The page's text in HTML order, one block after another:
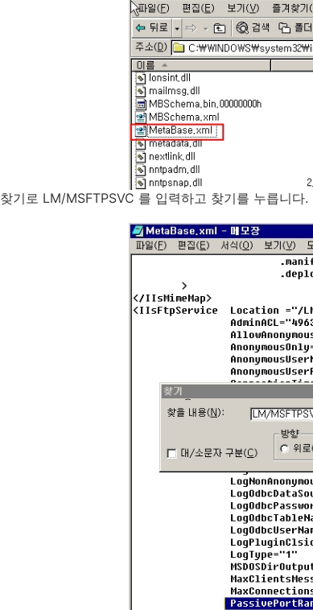
찾기로 LM/MSFTPSVC 를 입력하고 찾기를 누릅니다.